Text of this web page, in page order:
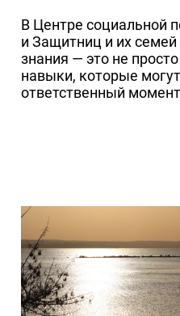
В Центре социальной
и Защитниц и их семей
знания — это не
навыки, которые
ответственный